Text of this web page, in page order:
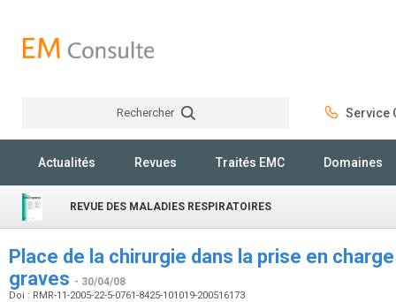
Rechercher Service
Actualités Revues Traités EMC Domaines
REVUE DES MALADIES RESPIRATOIRES
Place de la chirurgie dans la prise en
graves - 30/04/08
Doi : RMR-11-2005-22-5-0761-8425-101019-200516173